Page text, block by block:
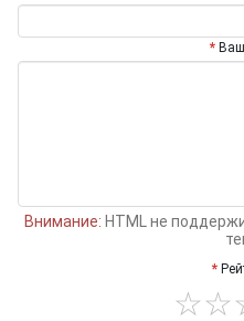
Внимание: HTML не